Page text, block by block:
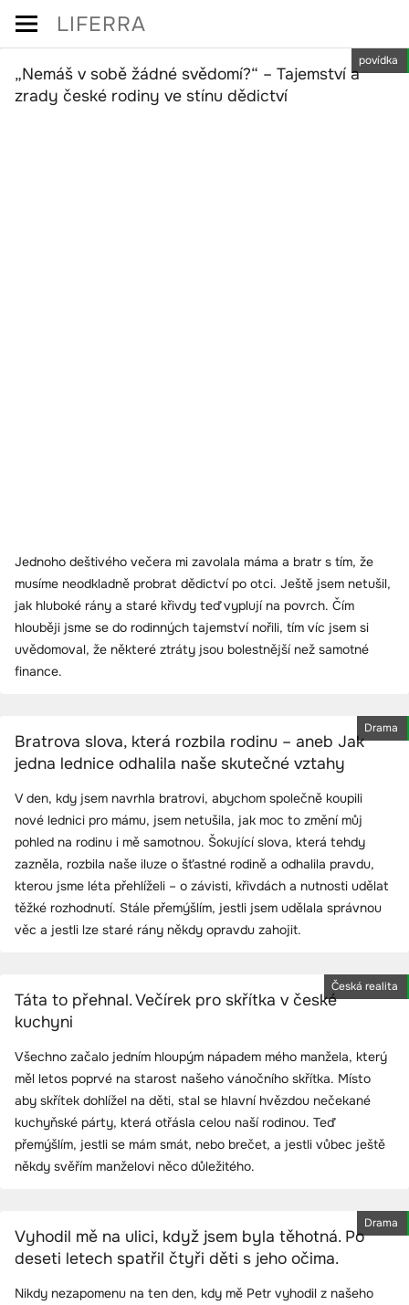
Skip
content
LIFERRA
povídka
„Nemáš v sobě žádné svědomí?“ – Tajemství a
zrady české rodiny ve stínu dědictví
Jednoho deštivého večera mi zavolala máma a bratr s tím, že
musíme neodkladně probrat dědictví po otci. Ještě jsem netušil,
jak hluboké rány a staré křivdy teď vyplují na povrch. Čím
hlouběji jsme se do rodinných tajemství nořili, tím víc jsem si
uvědomoval, že některé ztráty jsou bolestnější než samotné
finance.
Drama
Bratrova slova, která rozbila rodinu – aneb Jak
jedna lednice odhalila naše skutečné vztahy
V den, kdy jsem navrhla bratrovi, abychom společně koupili
nové lednici pro mámu, jsem netušila, jak moc to změní můj
pohled na rodinu i mě samotnou. Šokující slova, která tehdy
zazněla, rozbila naše iluze o šťastné rodině a odhalila pravdu,
kterou jsme léta přehlíželi – o závisti, křivdách a nutnosti udělat
těžké rozhodnutí. Stále přemýšlím, jestli jsem udělala správnou
věc a jestli lze staré rány někdy opravdu zahojit.
Česká realita
Táta to přehnal. Večírek pro skřítka v české
kuchyni
Všechno začalo jedním hloupým nápadem mého manžela, který
měl letos poprvé na starost našeho vánočního skřítka. Místo
aby skřítek dohlížel na děti, stal se hlavní hvězdou nečekané
kuchyňské párty, která otřásla celou naší rodinou. Teď
přemýšlím, jestli se mám smát, nebo brečet, a jestli vůbec ještě
někdy svěřím manželovi něco důležitého.
Drama
Vyhodil mě na ulici, když jsem byla těhotná. Po
deseti letech spatřil čtyři děti s jeho očima.
Nikdy nezapomenu na ten den, kdy mě Petr vyhodil z našeho